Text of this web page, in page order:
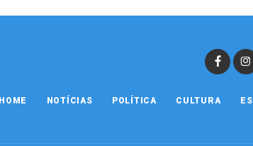
HOME NOTÍCIAS POLÍTICA CULTURA